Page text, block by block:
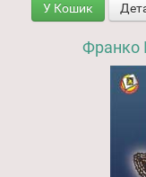
У Кошик
Франко